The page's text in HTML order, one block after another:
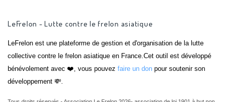
LeFrelon - Lutte contre le frelon asiatique
LeFrelon est une plateforme de gestion et d'organisation de la lutte
collective contre le frelon asiatique en France.Cet outil est développé
bénévolement avec ❤️, vous pouvez faire un don pour soutenir son
développement 💸.